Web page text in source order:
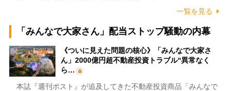
一覧を見る
「みんなで大家さん」配当ストップ騒動の内幕
《ついに見えた問題の核心》「みんなで大家さ
ん」2000億円超不動産投資トラブル“異常なく
ら…
本誌『週刊ポスト』が追及してきた不動産投資商品「みんなで